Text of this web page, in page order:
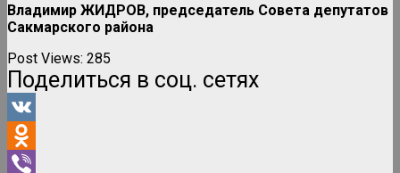
Владимир ЖИДРОВ, председатель Совета депутатов
Сакмарского района
Post Views: 285
Поделиться в соц. сетях
VK
Odnoklassniki